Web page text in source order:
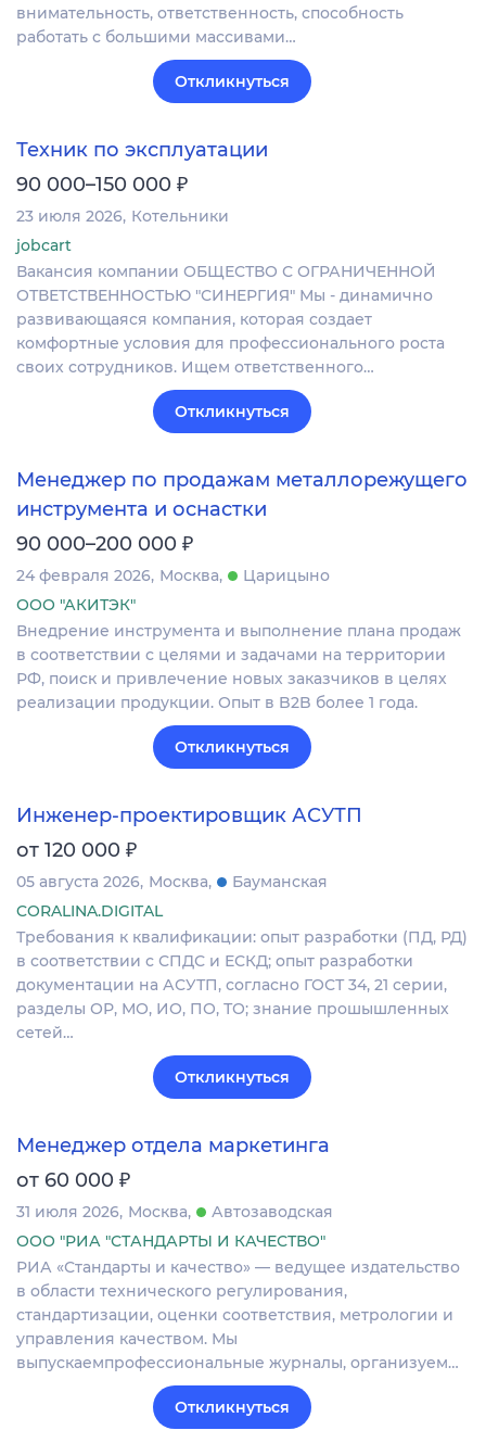
внимательность, ответственность, способность
работать с большими массивами…
Откликнуться
Техник по эксплуатации
90 000–150 000 ₽
23 июля 2026 Котельники
jobcart
Вакансия компании ОБЩЕСТВО С ОГРАНИЧЕННОЙ
ОТВЕТСТВЕННОСТЬЮ "СИНЕРГИЯ" Мы - динамично
развивающаяся компания, которая создает
комфортные условия для профессионального роста
своих сотрудников. Ищем ответственного…
Откликнуться
Менеджер по продажам металлорежущего
инструмента и оснастки
90 000–200 000 ₽
24 февраля 2026 Москва
Царицыно
ООО "АКИТЭК"
Внедрение инструмента и выполнение плана продаж
в соответствии с целями и задачами на территории
РФ, поиск и привлечение новых заказчиков в целях
реализации продукции. Опыт в B2B более 1 года.
Откликнуться
Инженер-проектировщик АСУТП
от 120 000 ₽
05 августа 2026 Москва
Бауманская
CORALINA.DIGITAL
Требования к квалификации: опыт разработки (ПД, РД)
в соответствии с СПДС и ЕСКД; опыт разработки
документации на АСУТП, согласно ГОСТ 34, 21 серии,
разделы ОР, МО, ИО, ПО, ТО; знание прошышленных
сетей…
Откликнуться
Менеджер отдела маркетинга
от 60 000 ₽
31 июля 2026 Москва
Автозаводская
ООО "РИА "СТАНДАРТЫ И КАЧЕСТВО"
РИА «Стандарты и качество» — ведущее издательство
в области технического регулирования,
стандартизации, оценки соответствия, метрологии и
управления качеством. Мы
выпускаемпрофессиональные журналы, организуем…
Откликнуться